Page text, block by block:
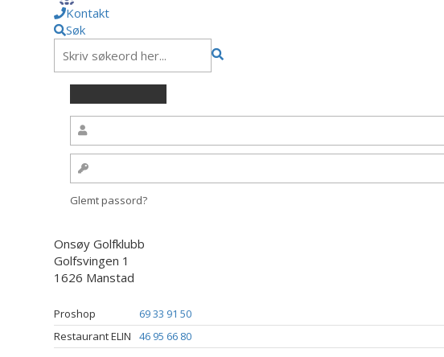
Kontakt
Søk
Glemt passord?
Onsøy Golfklubb
Golfsvingen 1
1626 Manstad
Proshop
69 33 91 50
Restaurant ELIN
46 95 66 80